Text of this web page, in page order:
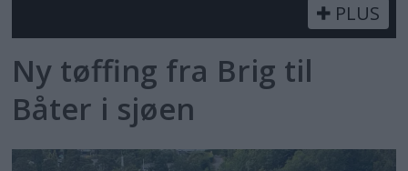
PLUS
Ny tøffing fra Brig til
Båter i sjøen